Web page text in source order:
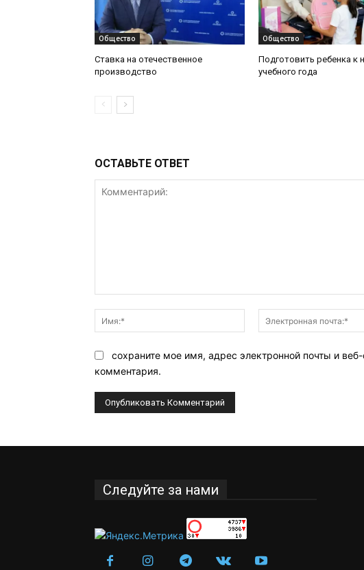
Общество
Ставка на отечественное
производство
Общество
Подготовить ребенка к
учебного года
ОСТАВЬТЕ ОТВЕТ
Имя:*
сохраните мое имя, адрес электронной почты и
комментария.
Следуйте за нами